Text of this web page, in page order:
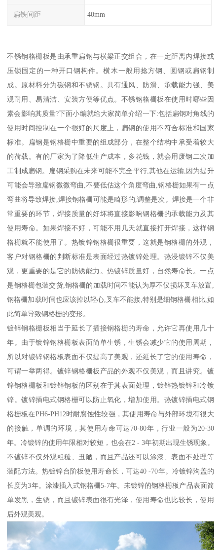
扁铁间距 40mm
不锈钢格栅板是由承重扁钢与横梁正交组合，在一定距离内焊接或
压锁固定的一种开口钢构件。横木一般用捻方钢、圆钢或扁钢制
成。原材料分为碳钢和不锈钢。具有通风、防滑、承载能力强、美
观耐用、易清洁、安装方便等优点。不锈钢格栅板在使用时哪些因
素会影响其质量?下面小编就给大家简单介绍一下:包括扁钢对角线的
使用时间控制在一个很好的尺度上，扁钢的使用不符合标准和国家
标准。扁钢是钢格栅中重要的组成部分，在整个结构中承受着较大
的荷载。有的厂家为了降低生产成本，多花钱，就会用废钢二次加
工制成扁钢。扁钢采购在未来可能不完全平行,其他在运输,因为提升
可能会导致扁钢微微弯曲,不要低估这个角度弯曲,钢格栅如果有一点
弯曲将导致焊接,焊接钢格栅可能是畸形的,调整是次。焊接是一个非
常重要的环节，焊接质量的好坏将直接影响钢格栅的承载能力及其
使用寿命。如果焊接不好，可能不用几天就直接打开焊接，这样钢
格栅就不能使用了。热镀锌钢格栅很重要，这就是钢格栅的外观，
客户对钢格栅的判断标准是表面经过热镀锌处理。热浸镀锌不仅美
观，更重要的是它的防锈能力。热镀锌质量好，自然寿命长。一点
是钢格栅包装交货,钢格栅的加载时间不能认为厚不仅损坏叉车放置,
钢格栅加载时间也应该掉以轻心,叉车不能接,特别是细钢格栅相比,如
此简单导致钢格栅的变形。
镀锌钢格栅板相当于延长了插接钢格栅的寿命，允许它再使用几十
年。由于镀锌钢格栅板表面简单生锈，生锈会减少它的使用周期，
所以对镀锌钢格板表面不仅提高了美观，还延长了它的使用寿命，
可谓一举两得。镀锌钢格栅板产品的外观不仅美观，而且讲究。镀
锌钢格栅板和镀锌钢板的区别在于其表面处理，镀锌热镀锌和冷镀
锌。镀锌插电式钢格栅可以防止氧化，增加使用。热镀锌插电式钢
格栅板在PH6-PH12时耐腐蚀性较强，其使用寿命与外部环境有很大
的接触，单调的环境，其使用寿命可达70-80年，行业一般为20-30
年。冷镀锌的使用年限相对较短，也会在2 - 3年初期出现生锈现象。
不镀锌不仅外观粗糙、丑陋，而且产品还可以涂漆、表面不处理等
装配方法。热镀锌台阶板使用寿命长，可达40 -70年。冷镀锌沟盖的
长度为3年。涂漆插入式钢格栅5-7年。未镀锌的钢格栅板产品表面简
单发黑，生锈，而且镀锌表面很有光泽，使用寿命也比较长，使用
后外观美观。